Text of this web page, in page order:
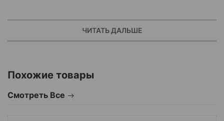
Подходит для регулярного ухода за длинношёрстными
породами кошек.
ЧИТАТЬ ДАЛЬШЕ
Похожие товары
Смотреть Все